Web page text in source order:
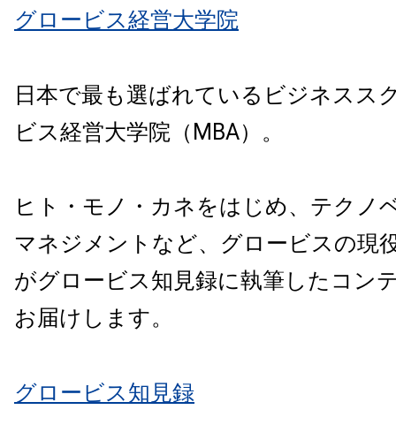
グロービス経営大学院
日本で最も選ばれているビジネスス
ビス経営大学院（MBA）。
ヒト・モノ・カネをはじめ、テクノ
マネジメントなど、グロービスの現
がグロービス知見録に執筆したコン
お届けします。
グロービス知見録